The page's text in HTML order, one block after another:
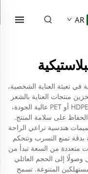
AR
في تعبئة العناية الشخصية،
منتجات العناية بالشعر
وتوزيعها. تُصنع هذه الحاويات عادةً من مواد HDPE أو PET عالية الجودة،
الحفاظ على سلامة المنتج.
هندسية تراعي الراحة
بدقة تمنع التسرب وتتحكم
متعددة من السعة تبدأ من
الصغير الملائم للسفر بسعة 100 مل وصولًا إلى الحجم العائلي
المستهلكين المتنوعة. تسمح